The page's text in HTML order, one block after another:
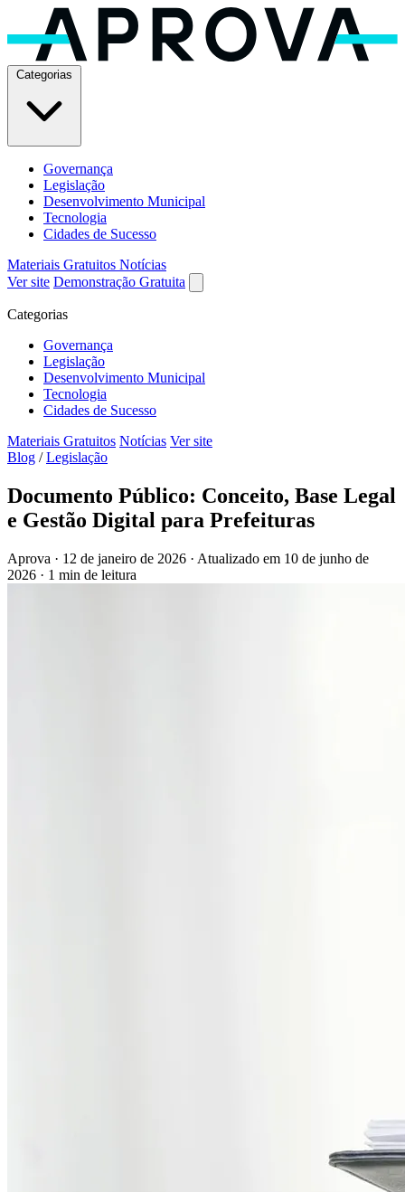
Governança
Legislação
Desenvolvimento Municipal
Tecnologia
Cidades de Sucesso
Materiais Gratuitos Notícias
Ver site Demonstração Gratuita
Categorias
Governança
Legislação
Desenvolvimento Municipal
Tecnologia
Cidades de Sucesso
Materiais Gratuitos Notícias Ver site
Blog / Legislação
Documento Público: Conceito, Base Legal
e Gestão Digital para Prefeituras
Aprova · 12 de janeiro de 2026 · Atualizado em 10 de junho de
2026 · 1 min de leitura